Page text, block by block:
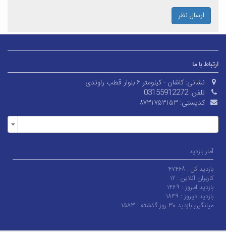
ارسال نظر
ارتباط با ما
نشانی: کاشان - کیلومتر ۶ بلوار قطب راوندی
تلفن:03155912272
کدپستی: ۸۷۳۱۷۵۳۱۵۳
آمار بازدید
بازدید کل : ۴۷۴۶۸
کاربران آنلاین : ۱۲
بازدید امروز : ۱۴۶۹
بازدید دیروز : ۱۸۴۹
میانگین بازدید ۳۰ روز گذشته :
۱۵۸۳